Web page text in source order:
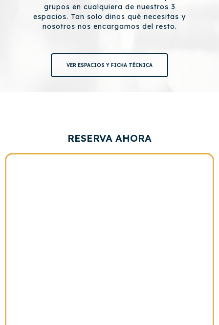
grupos en cualquiera de nuestros 3
espacios. Tan solo dinos qué necesitas y
nosotros nos encargamos del resto.
VER ESPACIOS Y FICHA TÉCNICA
RESERVA AHORA